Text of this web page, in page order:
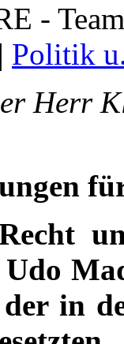
-
| Politik
Herr
in